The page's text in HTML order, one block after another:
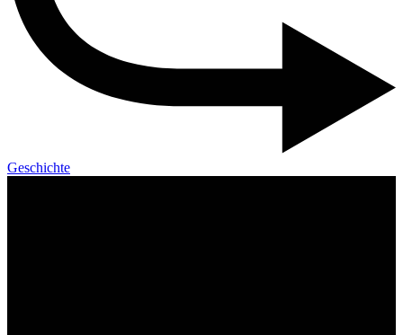
Geschichte